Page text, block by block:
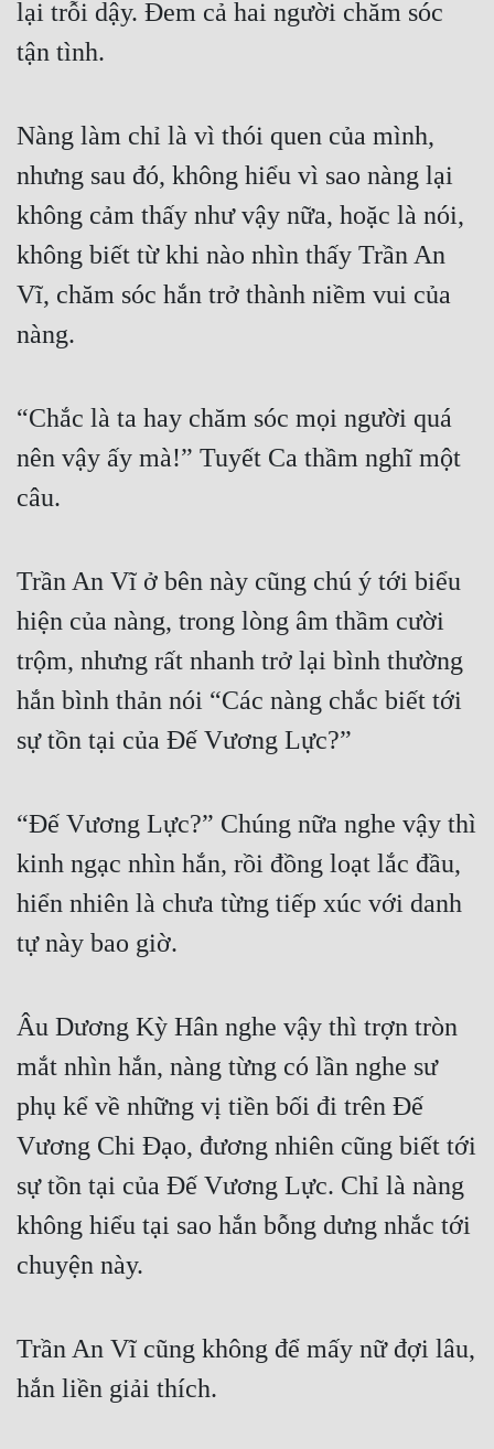
lại trỗi dậy. Đem cả hai người chăm sóc
tận tình.
Nàng làm chỉ là vì thói quen của mình,
nhưng sau đó, không hiểu vì sao nàng lại
không cảm thấy như vậy nữa, hoặc là nói,
không biết từ khi nào nhìn thấy Trần An
Vĩ, chăm sóc hắn trở thành niềm vui của
nàng.
“Chắc là ta hay chăm sóc mọi người quá
nên vậy ấy mà!” Tuyết Ca thầm nghĩ một
câu.
Trần An Vĩ ở bên này cũng chú ý tới biểu
hiện của nàng, trong lòng âm thầm cười
trộm, nhưng rất nhanh trở lại bình thường
hắn bình thản nói “Các nàng chắc biết tới
sự tồn tại của Đế Vương Lực?”
“Đế Vương Lực?” Chúng nữa nghe vậy thì
kinh ngạc nhìn hắn, rồi đồng loạt lắc đầu,
hiển nhiên là chưa từng tiếp xúc với danh
tự này bao giờ.
Âu Dương Kỳ Hân nghe vậy thì trợn tròn
mắt nhìn hắn, nàng từng có lần nghe sư
phụ kể về những vị tiền bối đi trên Đế
Vương Chi Đạo, đương nhiên cũng biết tới
sự tồn tại của Đế Vương Lực. Chỉ là nàng
không hiểu tại sao hắn bỗng dưng nhắc tới
chuyện này.
Trần An Vĩ cũng không để mấy nữ đợi lâu,
hắn liền giải thích.